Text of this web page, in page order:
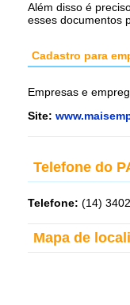
Além disso é
esses documentos
Cadastro para
Empresas e
Site:
Telefone do
Telefone: (14)
Mapa de